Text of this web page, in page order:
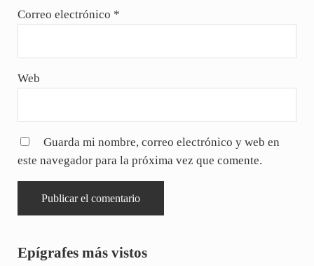
Correo electrónico *
Web
Guarda mi nombre, correo electrónico y web en
este navegador para la próxima vez que comente.
Sidebar
Epígrafes más vistos